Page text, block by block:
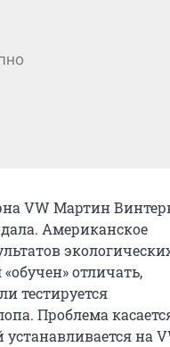
VW Мартин
Американское
отличать,
тестируется
Проблема
на